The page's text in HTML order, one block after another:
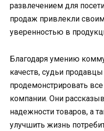
развлечением для
продаж привлекли
уверенностью в
Благодаря умению
качеств, судьи
продемонстрировать
компании. Они
надежности товаров, а
улучшить жизнь